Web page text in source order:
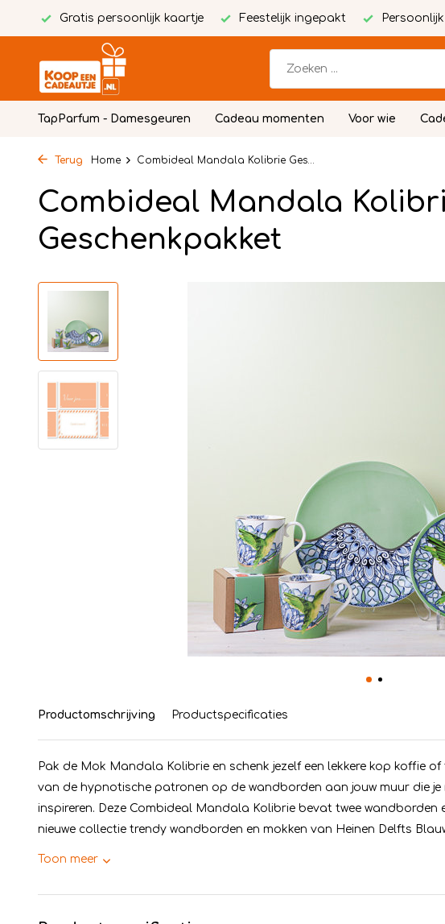
Gratis persoonlijk kaartje Feestelijk ingepakt
TapParfum - Damesgeuren Cadeau momenten Voor wie
Terug Home Combideal Mandala Kolibrie Ges...
Combideal Mandala
Geschenkpakket
Productomschrijving Productspecificaties
Pak de Mok Mandala Kolibrie en schenk jezelf een lekkere kop koffie
van de hypnotische patronen op de wandborden aan jouw muur die je
inspireren. Deze Combideal Mandala Kolibrie bevat twee wandborden
nieuwe collectie trendy wandborden en mokken van Heinen Delfts
Toon meer